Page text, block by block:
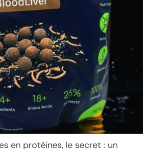
en protéines, le secret : un